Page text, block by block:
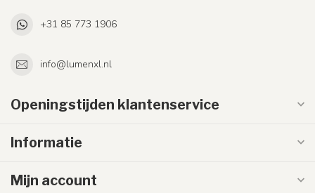
+31 85 773 1906
info@lumenxl.nl
Openingstijden klantenservice
Informatie
Mijn account